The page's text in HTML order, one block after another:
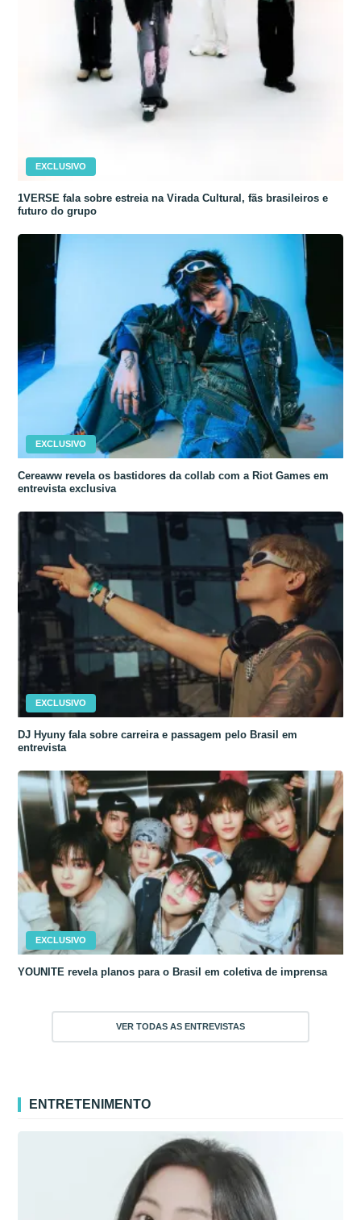
EXCLUSIVO
1VERSE fala sobre estreia na Virada Cultural, fãs brasileiros e
futuro do grupo
EXCLUSIVO
Cereaww revela os bastidores da collab com a Riot Games em
entrevista exclusiva
EXCLUSIVO
DJ Hyuny fala sobre carreira e passagem pelo Brasil em
entrevista
EXCLUSIVO
YOUNITE revela planos para o Brasil em coletiva de imprensa
VER TODAS AS ENTREVISTAS
ENTRETENIMENTO